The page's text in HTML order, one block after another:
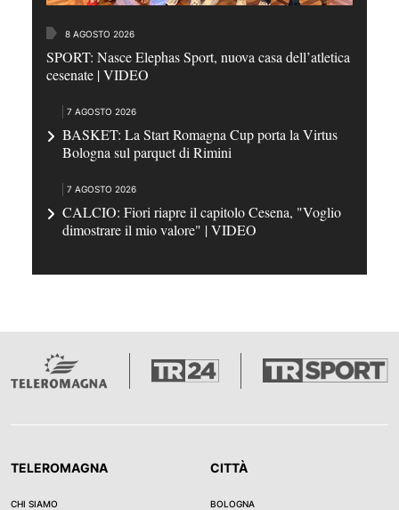
8 AGOSTO 2026
SPORT: Nasce Elephas Sport, nuova casa dell’atletica
cesenate | VIDEO
7 AGOSTO 2026
BASKET: La Start Romagna Cup porta la Virtus
Bologna sul parquet di Rimini
7 AGOSTO 2026
CALCIO: Fiori riapre il capitolo Cesena, "Voglio
dimostrare il mio valore" | VIDEO
TELEROMAGNA
CHI SIAMO
CITTÀ
BOLOGNA